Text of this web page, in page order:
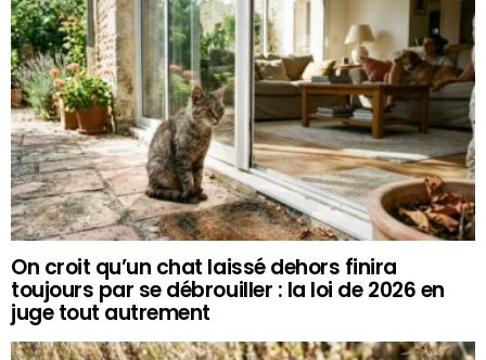
On croit qu’un chat laissé dehors finira
toujours par se débrouiller : la loi de 2026 en
juge tout autrement